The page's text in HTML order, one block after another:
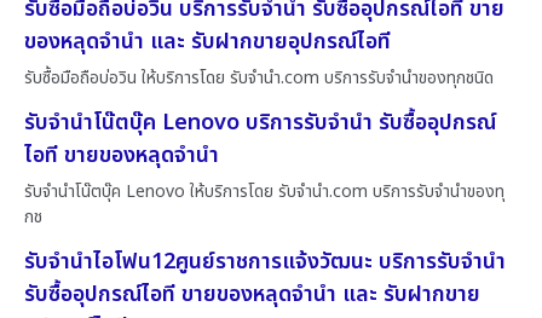
รับซื้อมือถือบ่อวิน บริการรับจำนำ รับซื้ออุปกรณ์ไอที ขาย
ของหลุดจำนำ และ รับฝากขายอุปกรณ์ไอที
รับซื้อมือถือบ่อวิน ให้บริการโดย รับจํานํา.com บริการรับจำนำของทุกชนิด
รับจำนำโน๊ตบุ๊ค Lenovo บริการรับจำนำ รับซื้ออุปกรณ์
ไอที ขายของหลุดจำนำ
รับจำนำโน๊ตบุ๊ค Lenovo ให้บริการโดย รับจํานํา.com บริการรับจำนำของทุ
กช
รับจำนำไอโฟน12ศูนย์ราชการแจ้งวัฒนะ บริการรับจำนำ
รับซื้ออุปกรณ์ไอที ขายของหลุดจำนำ และ รับฝากขาย